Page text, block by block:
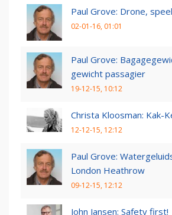
Paul Grove: Drone,
02-01-16, 01:01
Paul Grove:
gewicht passagier
19-12-15, 10:12
Christa Kloosman: Kak-
12-12-15, 12:12
Paul Grove:
London Heathrow
09-12-15, 12:12
John Jansen: Safety first!